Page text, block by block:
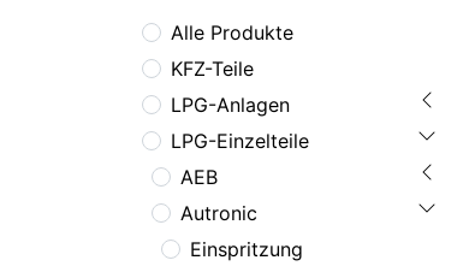
Alle Produkte
KFZ-Teile
LPG-Anlagen
LPG-Einzelteile
AEB
Autronic
Einspritzung